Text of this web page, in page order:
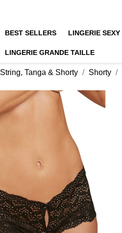
BEST SELLERS LINGERIE SEXY
LINGERIE GRANDE TAILLE
String, Tanga & Shorty Shorty